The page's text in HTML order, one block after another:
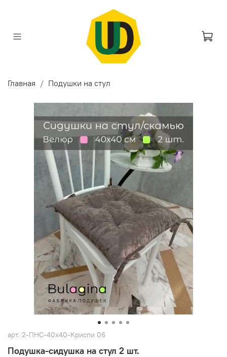
Главная Подушки на стул
арт. 2-ПНС-40х40-Криспи 06
Подушка-сидушка на стул 2 шт.